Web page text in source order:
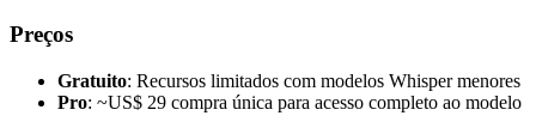
Preços
Gratuito: Recursos limitados com modelos Whisper menores
Pro: ~US$ 29 compra única para acesso completo ao modelo